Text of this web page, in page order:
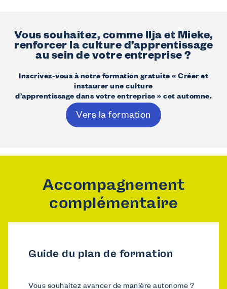
Vous souhaitez, comme Ilja et Mieke,
renforcer la culture d’apprentissage
au sein de votre entreprise ?
Inscrivez-vous à notre formation gratuite « Créer et
instaurer une culture
d’apprentissage dans votre entreprise » cet automne.
Vers la formation
Accompagnement
complémentaire
Guide du plan de formation
Vous souhaitez avancer de manière autonome ?